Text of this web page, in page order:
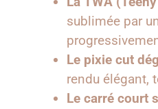
sublimée par
Le pixie cut
rendu élégant,
Le carré court